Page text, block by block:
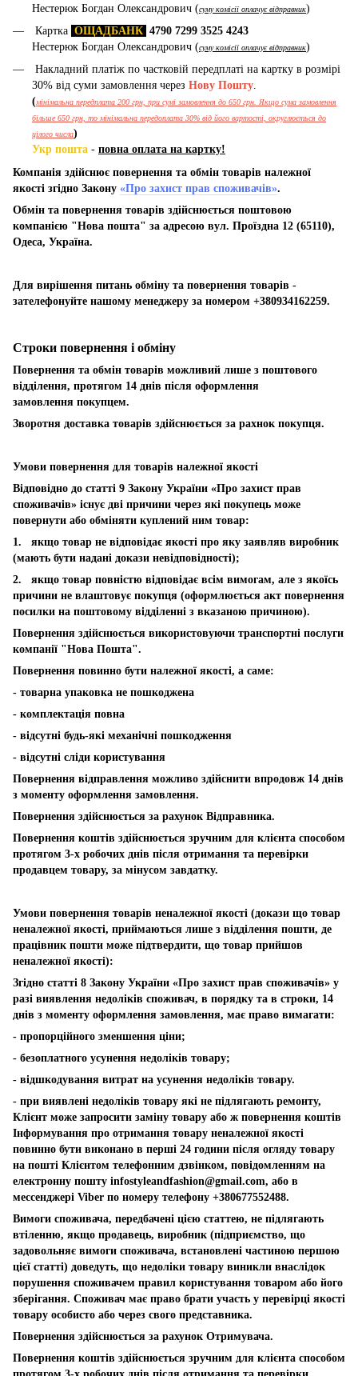
Нестерюк Богдан Олександрович (суму комісії оплачує відправник)
Картка ОЩАДБАНК 4790 7299 3525 4243
Нестерюк Богдан Олександрович (суму комісії оплачує відправник)
Накладний платіж по частковій передплаті на картку в розмірі
30% від суми замовлення через Нову Пошту.
(мінімальна передплата 200 грн, при сумі замовлення до 650 грн. Якщо сума замовлення
більше 650 грн, то мінімальна передоплата 30% від його вартості, округлюється до
цілого числа)
Укр пошта - повна оплата на картку!
Компанія здійснює повернення та обмін товарів належної
якості згідно Закону «Про захист прав споживачів».
Обмін та повернення товарів здійснюється поштовою
компанією "Нова пошта" за адресою вул. Проїздна 12 (65110),
Одеса, Україна.
Для вирішення питань обміну та повернення товарів -
зателефонуйте нашому менеджеру за номером +380934162259.
Строки повернення і обміну
Повернення та обмін товарів можливий лише з поштового
відділення, протягом 14 днів після оформлення
замовлення покупцем.
Зворотня доставка товарів здійснюється за рахнок покупця.
Умови повернення для товарів належної якості
Відповідно до статті 9 Закону України «Про захист прав
споживачів» існує дві причини через які покупець може
повернути або обміняти куплений ним товар:
1. якщо товар не відповідає якості про яку заявляв виробник
(мають бути надані докази невідповідності);
2. якщо товар повністю відповідає всім вимогам, але з якоїсь
причини не влаштовує покупця (оформлюється акт повернення
посилки на поштовому відділенні з вказаною причиною).
Повернення здійснюється використовуючи транспортні послуги
компанії "Нова Пошта".
Повернення повинно бути належної якості, а саме:
- товарна упаковка не пошкоджена
- комплектація повна
- відсутні будь-які механічні пошкодження
- відсутні сліди користування
Повернення відправлення можливо здійснити впродовж 14 днів
з моменту оформлення замовлення.
Повернення здійснюється за рахунок Відправника.
Повернення коштів здійснюється зручним для клієнта способом
протягом 3-х робочих днів після отримання та перевірки
продавцем товару, за мінусом завдатку.
Умови повернення товарів неналежної якості (докази що товар
неналежної якості, приймаються лише з відділення пошти, де
працівник пошти може підтвердити, що товар прийшов
неналежної якості):
Згідно статті 8 Закону України «Про захист прав споживачів» у
разі виявлення недоліків споживач, в порядку та в строки, 14
днів з моменту оформлення замовлення, має право вимагати:
- пропорційного зменшення ціни;
- безоплатного усунення недоліків товару;
- відшкодування витрат на усунення недоліків товару.
- при виявлені недоліків товару які не підлягають ремонту,
Клієнт може запросити заміну товару або ж повернення коштів
Інформування про отримання товару неналежної якості
повинно бути виконано в перші 24 години після огляду товару
на пошті Клієнтом телефонним дзвінком, повідомленням на
електронну пошту infostyleandfashion@gmail.com, або в
мессенджері Viber по номеру телефону +380677552488.
Вимоги споживача, передбачені цією статтею, не підлягають
втіленню, якщо продавець, виробник (підприємство, що
задовольняє вимоги споживача, встановлені частиною першою
цієї статті) доведуть, що недоліки товару виникли внаслідок
порушення споживачем правил користування товаром або його
зберігання. Споживач має право брати участь у перевірці якості
товару особисто або через свого представника.
Повернення здійснюється за рахунок Отримувача.
Повернення коштів здійснюється зручним для клієнта способом